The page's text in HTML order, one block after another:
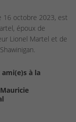
16 octobre 2023, est
époux de
Lionel Martel et de
à la